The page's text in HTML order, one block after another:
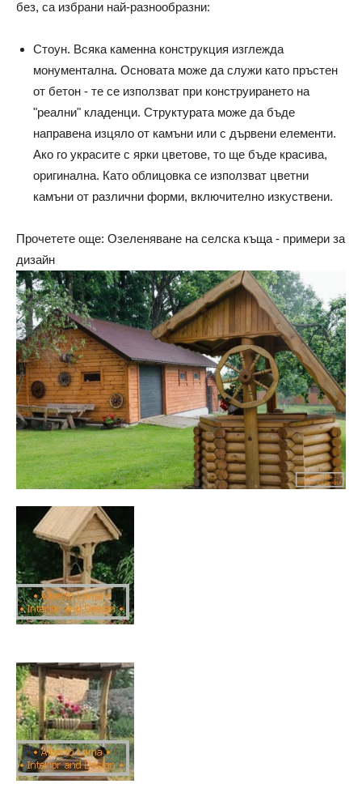
без, са избрани най-разнообразни:
Стоун. Всяка каменна конструкция изглежда
монументална. Основата може да служи като пръстен
от бетон - те се използват при конструирането на
"реални" кладенци. Структурата може да бъде
направена изцяло от камъни или с дървени елементи.
Ако го украсите с ярки цветове, то ще бъде красива,
оригинална. Като облицовка се използват цветни
камъни от различни форми, включително изкуствени.
Прочетете още: Озеленяване на селска къща - примери за
дизайн